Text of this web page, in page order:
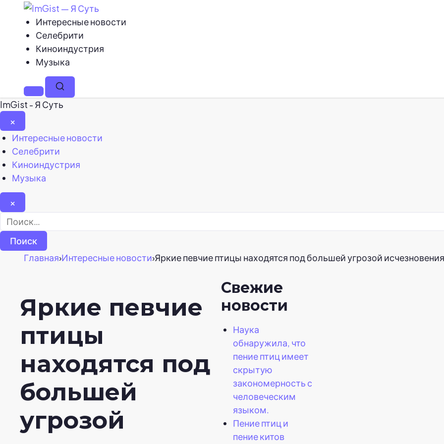
Интересные новости
Селебрити
Киноиндустрия
Музыка
МенюПоиск
ImGist - Я Суть
×
Закрыть
меню
Интересные новости
Селебрити
Киноиндустрия
Музыка
×
Найти:
Главная›Интересные новости›Яркие певчие птицы находятся под большей угрозой
Яркие певчие
птицы
находятся под
большей
угрозой
Свежие
новости
Наука
обнаружила, что
пение птиц имеет
скрытую
закономерность с
человеческим
языком.
Пение птиц и
пение китов